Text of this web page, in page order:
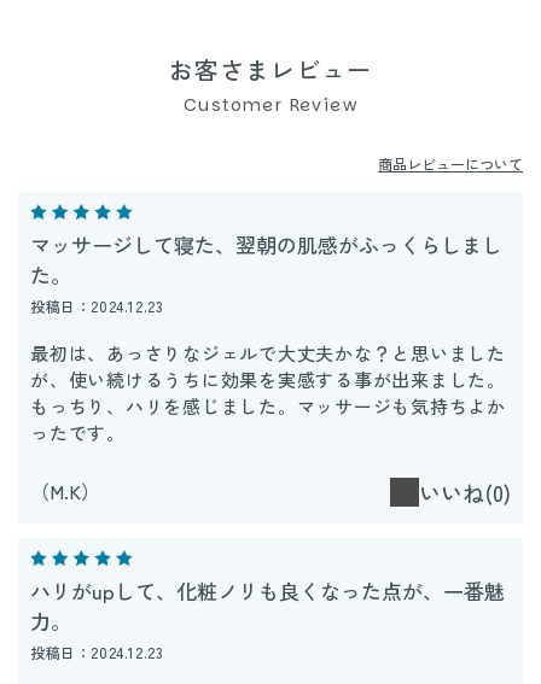
お客さまレビュー
Customer Review
商品レビューについて
マッサージして寝た、翌朝の肌感がふっくらしまし
た。
投稿日：2024.12.23
最初は、あっさりなジェルで大丈夫かな？と思いました
が、使い続けるうちに効果を実感する事が出来ました。
もっちり、ハリを感じました。マッサージも気持ちよか
ったです。
（M.K） いいね(0)
ハリがupして、化粧ノリも良くなった点が、一番魅
力。
投稿日：2024.12.23